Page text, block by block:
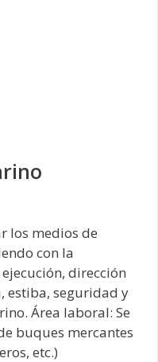
los medios de
con la
dirección
estiba, seguridad y
Área laboral: Se
buques mercantes
etc.)